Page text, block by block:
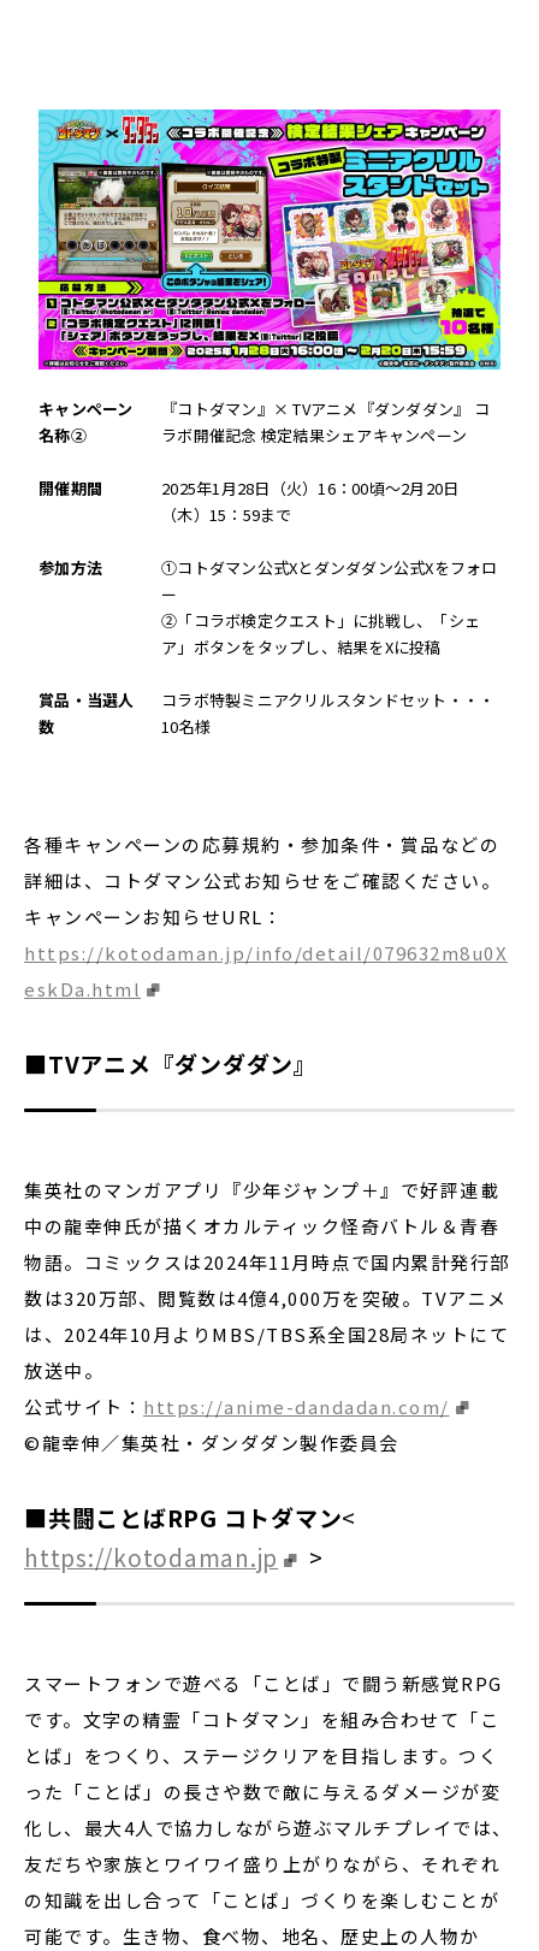
キャンペーン
名称②
『コトダマン』× TVアニメ『ダンダダン』 コ
ラボ開催記念 検定結果シェアキャンペーン
開催期間
2025年1月28日（火）16：00頃～2月20日
（木）15：59まで
参加方法
①コトダマン公式Xとダンダダン公式Xをフォロ
ー
②「コラボ検定クエスト」に挑戦し、「シェ
ア」ボタンをタップし、結果をXに投稿
賞品・当選人
数
コラボ特製ミニアクリルスタンドセット・・・
10名様
各種キャンペーンの応募規約・参加条件・賞品などの
詳細は、コトダマン公式お知らせをご確認ください。
キャンペーンお知らせURL：
https://kotodaman.jp/info/detail/079632m8u0X
eskDa.html
■TVアニメ『ダンダダン』
集英社のマンガアプリ『少年ジャンプ＋』で好評連載
中の龍幸伸氏が描くオカルティック怪奇バトル＆青春
物語。コミックスは2024年11月時点で国内累計発行部
数は320万部、閲覧数は4億4,000万を突破。TVアニメ
は、2024年10月よりMBS/TBS系全国28局ネットにて
放送中。
公式サイト： https://anime-dandadan.com/
©龍幸伸／集英社・ダンダダン製作委員会
■共闘ことばRPG コトダマン<
https://kotodaman.jp
>
スマートフォンで遊べる「ことば」で闘う新感覚RPG
です。文字の精霊「コトダマン」を組み合わせて「こ
とば」をつくり、ステージクリアを目指します。つく
った「ことば」の長さや数で敵に与えるダメージが変
化し、最大4人で協力しながら遊ぶマルチプレイでは、
友だちや家族とワイワイ盛り上がりながら、それぞれ
の知識を出し合って「ことば」づくりを楽しむことが
可能です。生き物、食べ物、地名、歴史上の人物か